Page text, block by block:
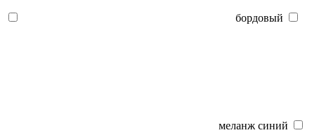
бордовый
меланж синий